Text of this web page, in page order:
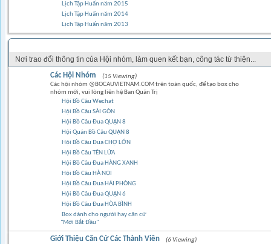
Lịch Tập Huấn năm 2015
Lịch Tập Huấn năm 2014
Lịch Tập Huấn năm 2013
Nơi trao đổi thông tin của Hội nhóm, làm quen kết bạn, công tác từ thiện...
Các Hội Nhóm
(15 Viewing)
Các hội nhóm @BOCAUVIETNAM.COM trên toàn quốc, để tạo box cho
nhóm mới, vui lòng liên hệ Ban Quản Trị
Hội Bồ Câu Wechat
Hội Bồ Câu SÀI GÒN
Hội Bồ Câu Đua QUẬN 8
Hội Quán Bồ Câu QUẬN 8
Hội Bồ Câu Đua CHỢ LỚN
Hội Bồ Câu TÊN LỬA
Hội Bồ Câu Đua HÀNG XANH
Hội Bồ Câu HÀ NỘI
Hội Bồ Câu Đua HẢI PHÒNG
Hội Bồ Câu Đua QUẬN 6
Hội Bồ Câu Đua HÒA BÌNH
Box dành cho người hay căn cứ
"Mới Bắt Đầu"
Giới Thiệu Căn Cứ Các Thành Viên
(6 Viewing)